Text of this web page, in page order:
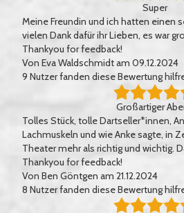
Super
Meine Freundin und ich hatten einen
vielen Dank dafür ihr Lieben, es war
Thankyou for feedback!
Von Eva Waldschmidtam 09.12.2024
9 Nutzer fanden diese Bewertung
Großartiger
Tolles Stück, tolle Dartseller*innen,
Lachmuskeln und wie Anke sagte, in
Theater mehr als richtig und wichtig.
Thankyou for feedback!
Von Ben Göntgen am 21.12.2024
8 Nutzer fanden diese Bewertung